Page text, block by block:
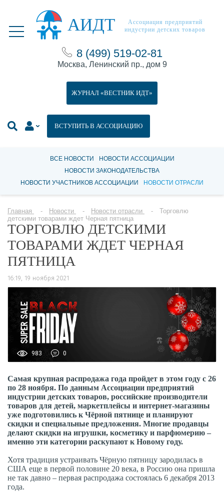
АИДТ
Ассоциация предприятий
индустрии детских товаров
8 (499) 519-02-81
Москва, Ленинский пр., дом 9
ВСТУПИТЬ В АССОЦИАЦИЮ
ЖУРНАЛ «ВЕСТНИК ИДТ»
ВСЕ НОВОСТИ
НОВОСТИ АССОЦИАЦИИ
НОВОСТИ ЗАКОНОДАТЕЛЬСТВА
НОВОСТИ УЧАСТНИКОВ АССОЦИАЦИИ
НОВОСТИ ОТРАСЛИ
Главная Новости Новости отрасли
Торговлю
детскими товарами ждет Черная пятница
ТОРГОВЛЮ ДЕТСКИМИ
ТОВАРАМИ ЖДЕТ ЧЕРНАЯ
ПЯТНИЦА
16:19, 19 ноября 2021
983 0
Самая крупная распродажа года пройдет в этом году с 26
по 28 ноября. По данным Ассоциации предприятий
индустрии детских товаров, российские производители
товаров для детей, маркетплейсы и интернет-магазины
уже подготовились к Чёрной пятнице и планируют
скидки и специальные предложения. Многие продавцы
делают скидки на игрушки, косметику и парфюмерию –
именно эти категории раскупают к Новому году.
Хотя традиция устраивать Чёрную пятницу зародилась в
США еще в первой половине 20 века, в Россию она пришла
не так давно – первая распродажа состоялась 6 декабря 2013
года.